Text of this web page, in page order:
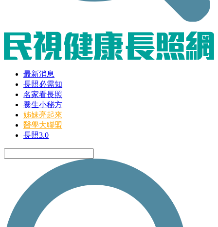
最新消息
長照必需知
名家看長照
養生小秘方
姊妹亮起來
醫學大聯盟
長照3.0